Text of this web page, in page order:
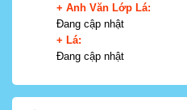
+ Anh Văn Lớp Lá:
Đang cập nhật
+ Lá:
Đang cập nhật